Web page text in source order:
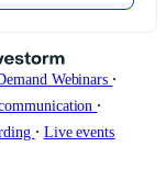
Webinars ∙
∙
∙ Live events